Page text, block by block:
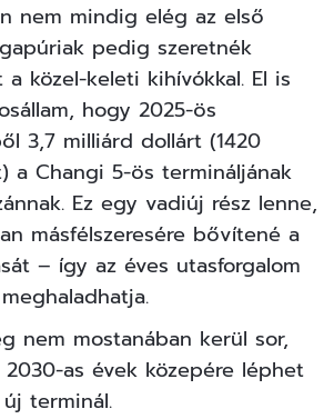
nem mindig elég az első
pedig szeretnék
közel-keleti kihívókkal. El is
hogy 2025-ös
3,7 milliárd dollárt (1420
a Changi 5-ös termináljának
Ez egy vadiúj rész lenne,
másfélszeresére bővítené a
– így az éves utasforgalom
nem mostanában kerül sor,
as évek közepére léphet
terminál.